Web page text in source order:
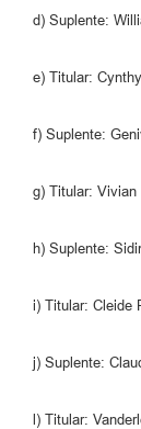
d) Suplente:
e) Titular:
f) Suplente:
g) Titular: Vivian
h) Suplente:
i) Titular: Cleide
j) Suplente:
l) Titular: